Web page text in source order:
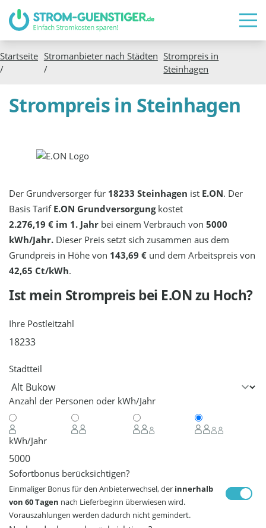
Startseite
/
Stromanbieter nach Städten
/
Strompreis in
Steinhagen
Strompreis in Steinhagen
Der Grundversorger für 18233 Steinhagen ist E.ON. Der
Basis Tarif E.ON Grundversorgungkostet
2.276,19 € im 1. Jahr bei einem Verbrauch von5000
kWh/Jahr. Dieser Preis setzt sich zusammen aus dem
Grundpreis in Höhe von 143,69 € und dem Arbeitspreis von
42,65 Ct/kWh.
Ist mein Strompreis bei E.ONzu Hoch?
Ihre Postleitzahl
Stadtteil
Anzahl der Personen oder kWh/Jahr
kWh/Jahr
Sofortbonus berücksichtigen?
Einmaliger Bonus für den Anbieterwechsel, der innerhalb
von 60 Tagen nach Lieferbeginn überwiesen wird.
Vorauszahlungen werden dadurch nicht gemindert.